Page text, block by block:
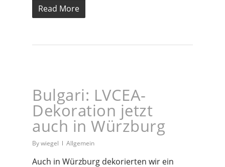
Read More
Bulgari: LVCEA-
Dekoration jetzt
auch in Würzburg
Bywiegel Allgemein
Auch in Würzburg dekorierten wir ein